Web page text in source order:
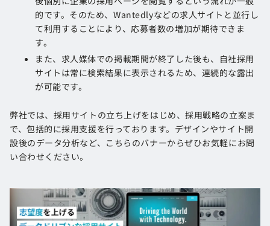
的です。そのため、Wantedlyなどの求人サイトと並行し
て利用することにより、応募者数の増加が期待できま
す。
また、求人媒体での掲載期間が終了した後も、自社採用
サイトは常に検索結果に表示されるため、連続的な露出
が可能です​​。
弊社では、採用サイトの立ち上げをはじめ、採用戦略の立案ま
で、包括的に採用支援を行っております。デザインやサイト開
設後のデータ分析など、こちらのバナーからぜひお気軽にお問
い合わせください。